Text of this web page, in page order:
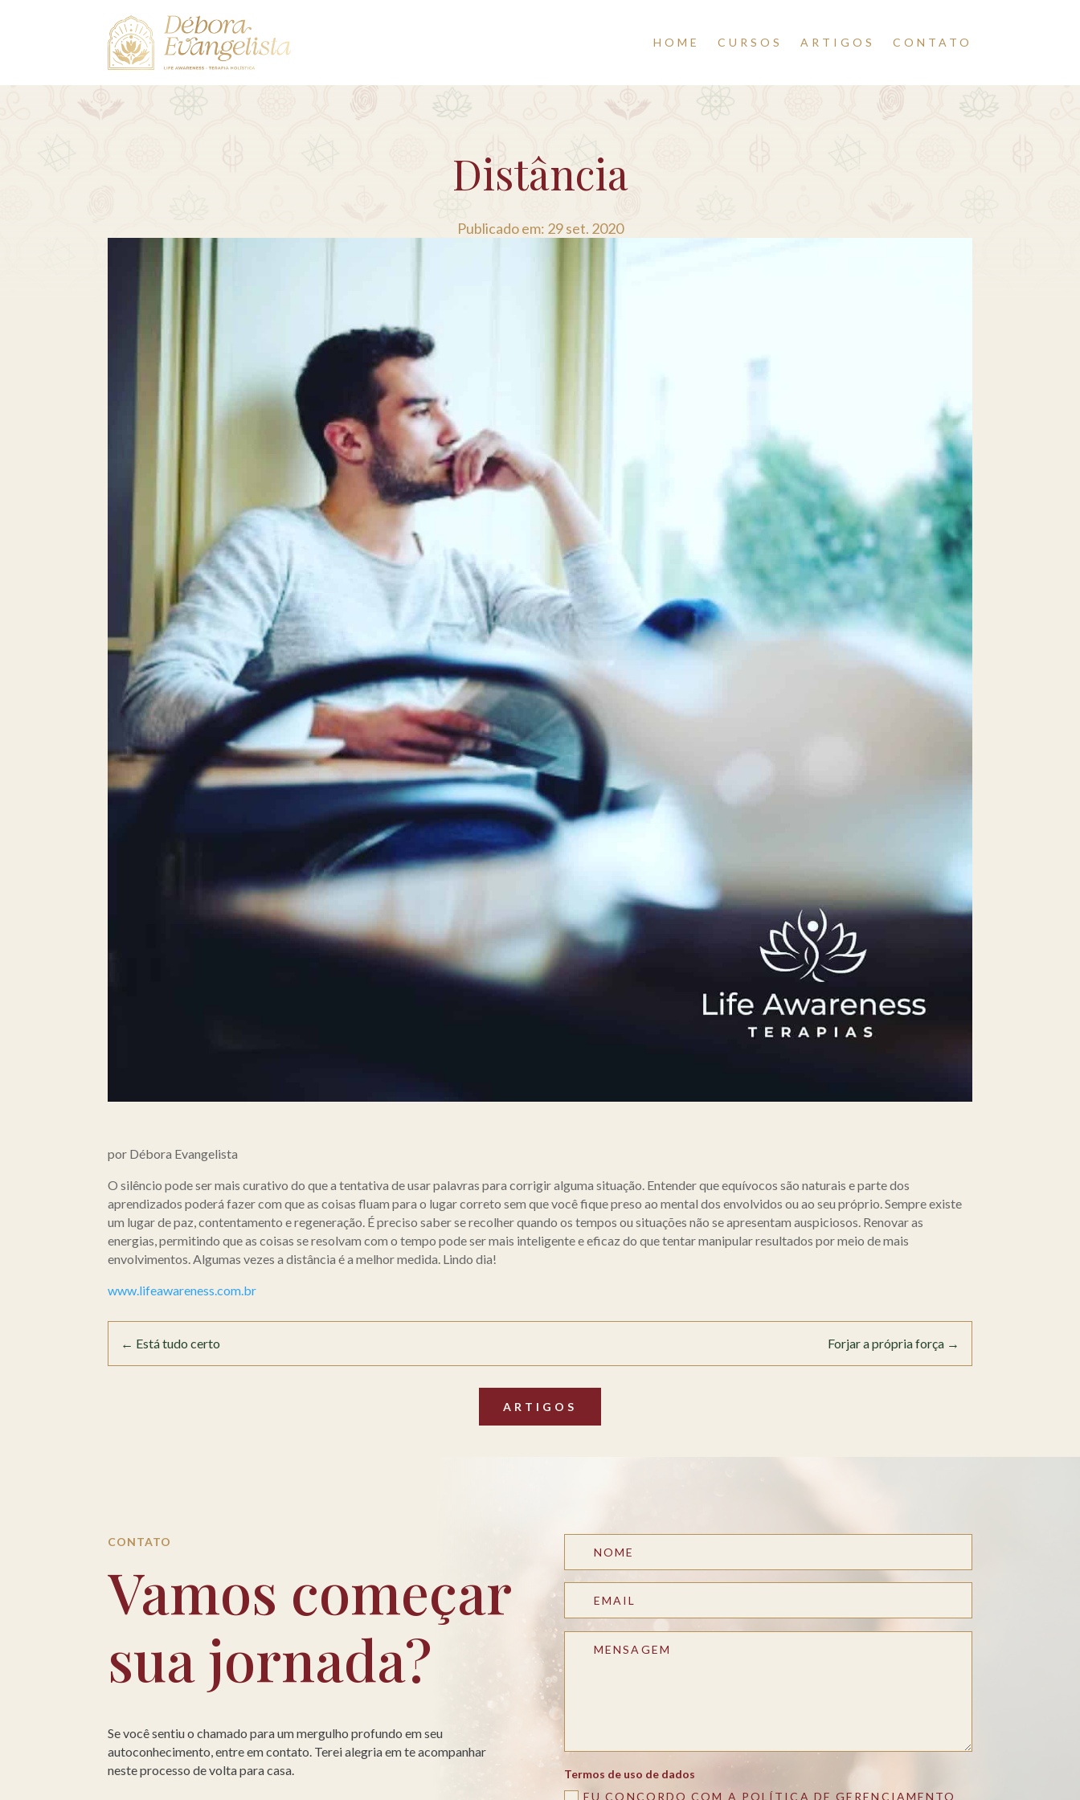
HOME CURSOS ARTIGOS CONTATO
Distância
Publicado em: 29 set. 2020
por Débora Evangelista
O silêncio pode ser mais curativo do que a tentativa de usar palavras para corrigir alguma situação. Entender que equívocos são naturais e parte dos
aprendizados poderá fazer com que as coisas fluam para o lugar correto sem que você fique preso ao mental dos envolvidos ou ao seu próprio. Sempre existe
um lugar de paz, contentamento e regeneração. É preciso saber se recolher quando os tempos ou situações não se apresentam auspiciosos. Renovar as
energias, permitindo que as coisas se resolvam com o tempo pode ser mais inteligente e eficaz do que tentar manipular resultados por meio de mais
envolvimentos. Algumas vezes a distância é a melhor medida. Lindo dia!
www.lifeawareness.com.br
← Está tudo certo Forjar a própria força→
ARTIGOS
CONTATO
Vamos começar
sua jornada?
Se você sentiu o chamado para um mergulho profundo em seu
autoconhecimento, entre em contato. Terei alegria em te acompanhar
neste processo de volta para casa.
Termos de uso de dados
EU CONCORDO COM A POLÍTICA DE GERENCIAMENTO